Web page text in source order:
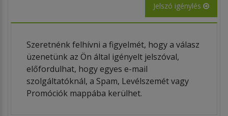
Jelszó igénylés
Szeretnénk felhívni a figyelmét, hogy a válasz
üzenetünk az Ön által igényelt jelszóval,
előfordulhat, hogy egyes e-mail
szolgáltatóknál, a Spam, Levélszemét vagy
Promóciók mappába kerülhet.